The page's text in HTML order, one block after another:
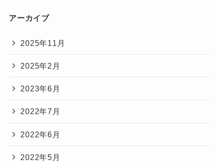
アーカイブ
2025年11月
2025年2月
2023年6月
2022年7月
2022年6月
2022年5月